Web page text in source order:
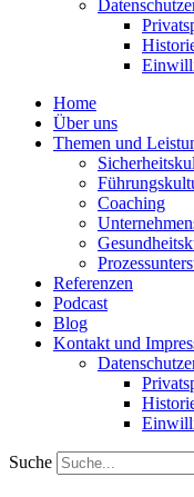
Home
Über uns
Themen und
Coaching
Referenzen
Podcast
Blog
Kontakt und
Suche